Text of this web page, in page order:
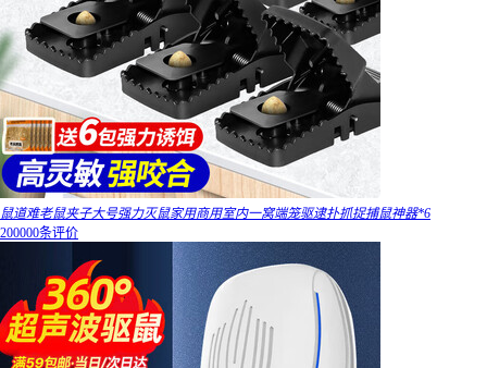
鼠道难老鼠夹子大号强力灭鼠家用商用室内一窝端笼驱逮扑抓捉捕鼠神器*6
200000条评价